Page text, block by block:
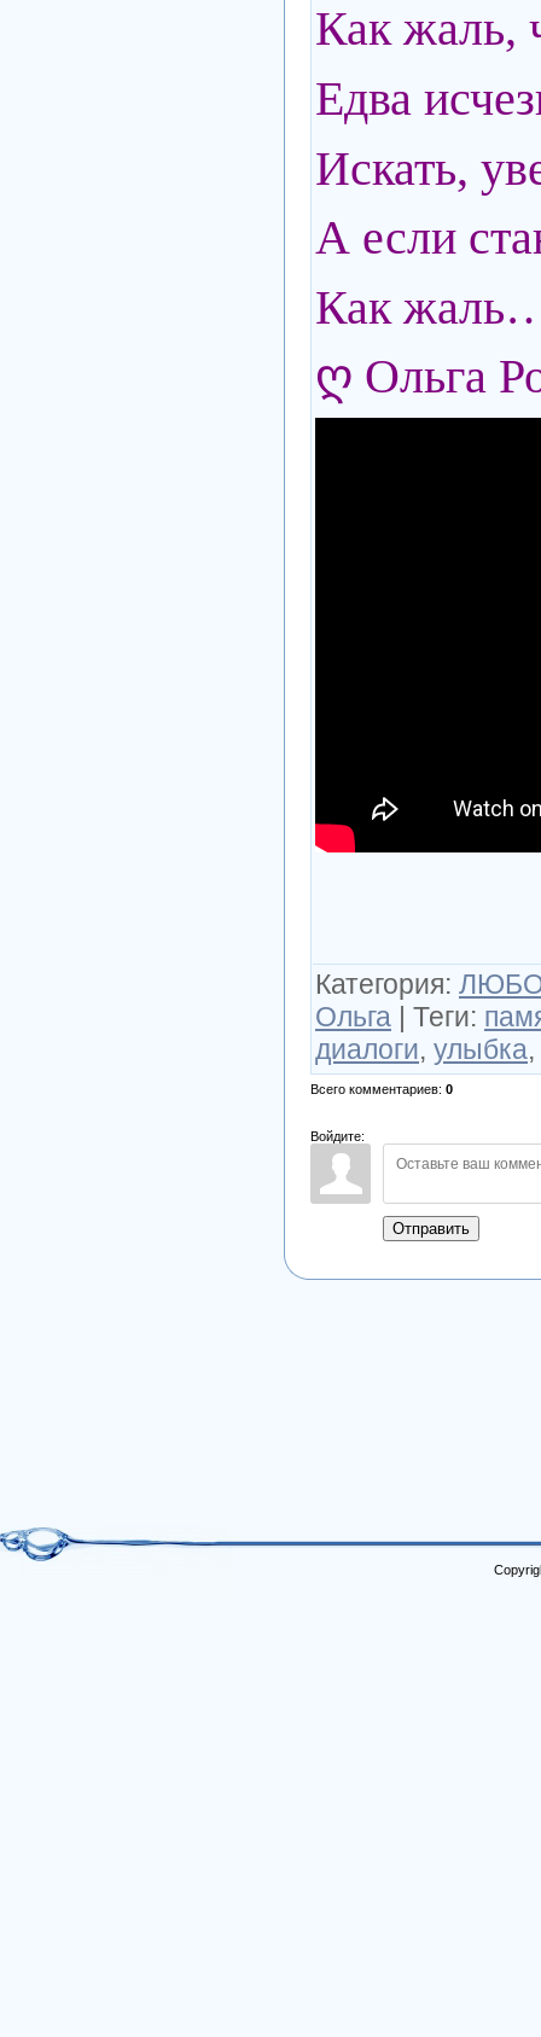
Как жаль,
Едва
Искать,
А если
Как
ღ Ольга
Категория:
Ольга | Теги:
диалоги, улыбка,
Всего комментариев: 0
Войдите:
Отправить